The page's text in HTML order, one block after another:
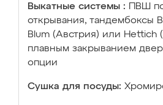
Выкатные системы :
ПВШ
открывания, тандембоксы
Blum (Австрия) или Hettich
плавным закрыванием
опции
Сушка для посуды: